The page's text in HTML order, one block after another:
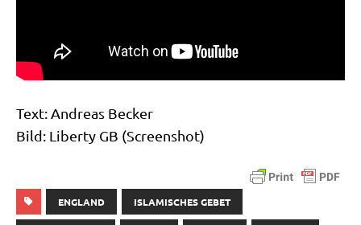
Text: Andre­as Becker
Bild: Liber­ty GB (Screen­shot)
ENGLAND ISLAMISCHES GEBET